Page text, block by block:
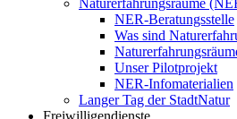
Naturerfahrungsräume
NER-Beratungsstelle
Was sind
Unser Pilotprojekt
NER-Infomaterialien
Langer Tag der StadtNatur
Freiwilligendienste